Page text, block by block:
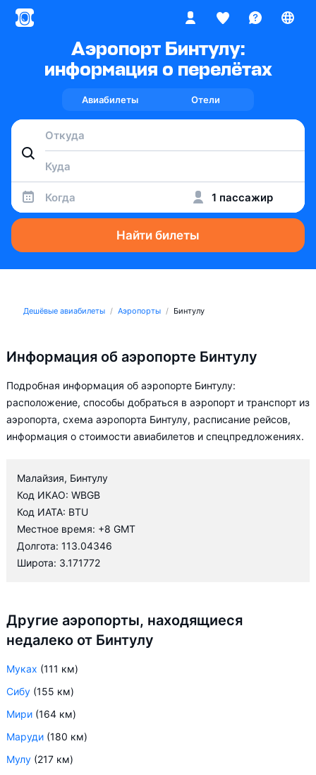
Аэропорт Бинтулу:
информация о перелётах
Авиабилеты Отели
Когда 1 пассажир
Найти билеты
Дешёвые авиабилеты Аэропорты Бинтулу
Информация об аэропорте Бинтулу
Подробная информация об аэропорте Бинтулу:
расположение, способы добраться в аэропорт и транспорт из
аэропорта, схема аэропорта Бинтулу, расписание рейсов,
информация о стоимости авиабилетов и спецпредложениях.
Малайзия, Бинтулу
Код ИКАО: WBGB
Код ИАТА: BTU
Местное время: +8 GMT
Долгота: 113.04346
Широта: 3.171772
Другие аэропорты, находящиеся
недалеко от Бинтулу
Муках (111 км)
Сибу (155 км)
Мири (164 км)
Маруди (180 км)
Мулу (217 км)